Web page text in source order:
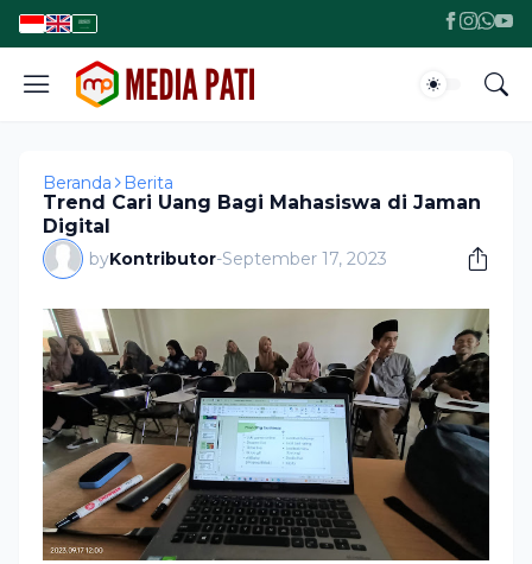
Beranda Berita
Trend Cari Uang Bagi Mahasiswa di Jaman
Digital
byKontributor-September 17, 2023